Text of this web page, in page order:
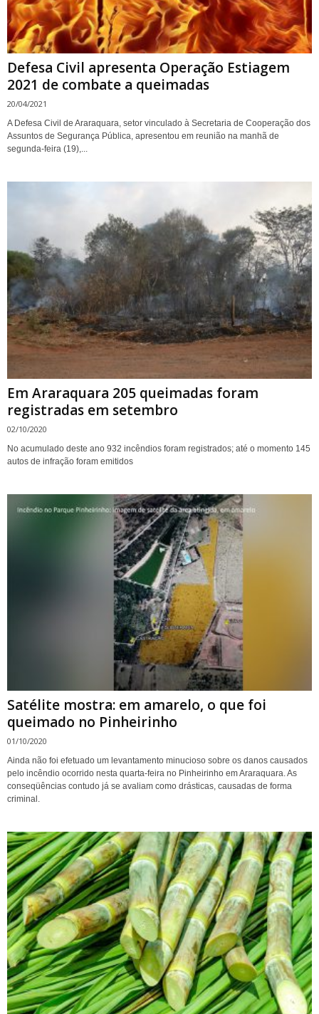
Defesa Civil apresenta Operação Estiagem
2021 de combate a queimadas
20/04/2021
A Defesa Civil de Araraquara, setor vinculado à Secretaria de Cooperação dos
Assuntos de Segurança Pública, apresentou em reunião na manhã de
segunda-feira (19),...
Em Araraquara 205 queimadas foram
registradas em setembro
02/10/2020
No acumulado deste ano 932 incêndios foram registrados; até o momento 145
autos de infração foram emitidos
Satélite mostra: em amarelo, o que foi
queimado no Pinheirinho
01/10/2020
Ainda não foi efetuado um levantamento minucioso sobre os danos causados
pelo incêndio ocorrido nesta quarta-feira no Pinheirinho em Araraquara. As
conseqüências contudo já se avaliam como drásticas, causadas de forma
criminal.